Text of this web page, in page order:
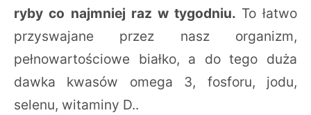
ryby co najmniej raz w tygodniu. To łatwo
przyswajane przez nasz organizm,
pełnowartościowe białko, a do tego duża
dawka kwasów omega 3, fosforu, jodu,
selenu, witaminy D..